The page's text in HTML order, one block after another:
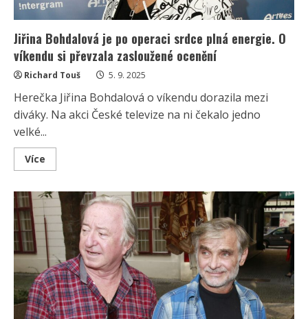
když
ji
učil
na
vodním
skútru
Jiřina Bohdalová je po operaci srdce plná energie. O
víkendu si převzala zasloužené ocenění
Richard Touš 5. 9. 2025
Herečka Jiřina Bohdalová o víkendu dorazila mezi
diváky. Na akci České televize na ni čekalo jedno
velké...
Více
more
Bohdalová
je
po
operaci
srdce
plná
energie.
O
víkendu
si
převzala
zasloužené
ocenění